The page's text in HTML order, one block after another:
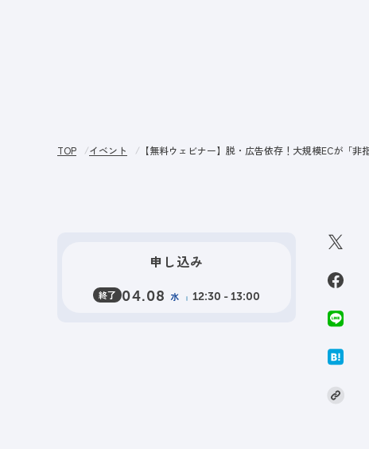
TOP イベント 【無料ウェビナー】脱・広告依存！大規模ECが「
申し込み
終了 04.08 水 12:30 - 13:00